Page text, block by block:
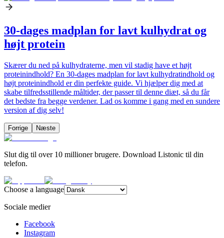
30-dages madplan for lavt kulhydrat og
højt protein
Skærer du ned på kulhydraterne, men vil stadig have et højt
proteinindhold? En 30-dages madplan for lavt kulhydratindhold og
højt proteinindhold er din perfekte guide. Vi hjælper dig med at
skabe tilfredsstillende måltider, der passer til denne diæt, så du får
det bedste fra begge verdener. Lad os komme i gang med en sundere
version af dig selv!
Forrige Næste
Slut dig til over 10 millioner brugere. Download Listonic til din
telefon.
Choose a language
Sociale medier
Facebook
Instagram